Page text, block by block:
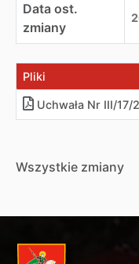
Data ost.
zmiany
Pliki
Uchwała Nr III/17/
Wszystkie zmiany